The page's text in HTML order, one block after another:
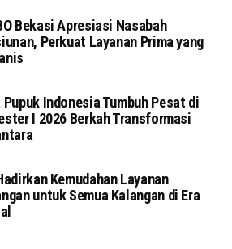
Bekasi Apresiasi Nasabah
Perkuat Layanan Prima yang
Pupuk Indonesia Tumbuh Pesat di
I 2026 Berkah Transformasi
Kemudahan Layanan
untuk Semua Kalangan di Era